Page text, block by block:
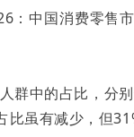
：中国消费零售
群中的占比，分
虽有减少，但